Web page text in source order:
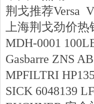
荆戈推荐Versa
上海荆戈劲价热
MDH-0001
Gasbarre ZNS
MPFILTRI
SICK 6048139